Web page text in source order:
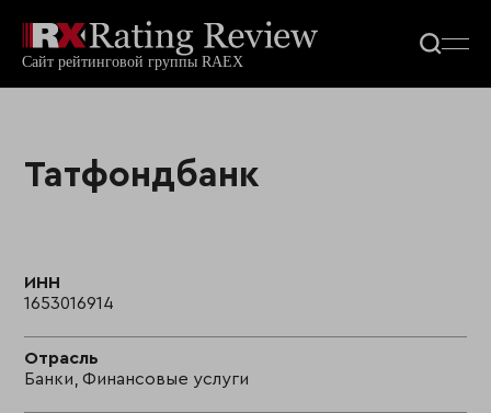
Татфондбанк
ИНН
1653016914
Отрасль
Банки, Финансовые услуги